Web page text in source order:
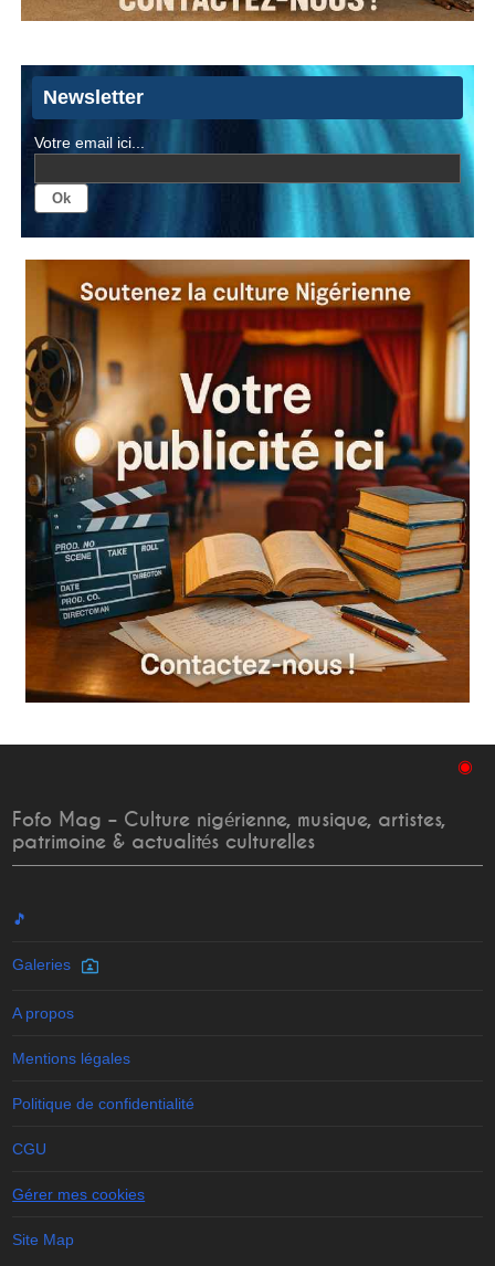
Newsletter
Votre email ici...
◉
Fofo Mag – Culture nigérienne, musique, artistes,
patrimoine & actualités culturelles
🎵
Galeries
A propos
Mentions légales
Politique de confidentialité
CGU
Gérer mes cookies
Site Map